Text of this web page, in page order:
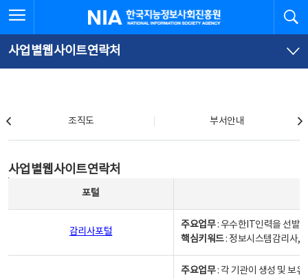
문
로
가
체
뉴
바
가
한국지능정보사회진흥원
사업별웹사이트연락처
조직도 부서안내
사업별웹사이트연락처
포털
감리사포털
주요업무: 우수한IT인력을 선발
핵심키워드: 정보시스템감리사,
주요업무: 각 기관이 생성 및 보